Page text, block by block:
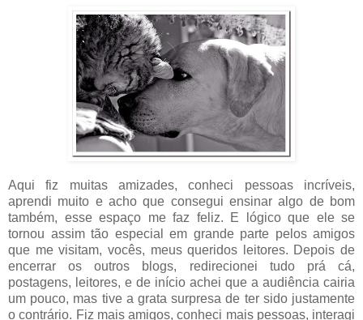
Aqui fiz muitas amizades, conheci pessoas incríveis,
aprendi muito e acho que consegui ensinar algo de bom
também, esse espaço me faz feliz. E lógico que ele se
tornou assim tão especial em grande parte pelos amigos
que me visitam, vocês, meus queridos leitores. Depois de
encerrar os outros blogs, redirecionei tudo prá cá,
postagens, leitores, e de início achei que a audiência cairia
um pouco, mas tive a grata surpresa de ter sido justamente
o contrário. Fiz mais amigos, conheci mais pessoas, interagi